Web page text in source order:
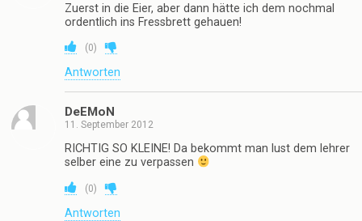
Zuerst in die Eier, aber dann hätte ich dem nochmal
ordentlich ins Fressbrett gehauen!
(0)
Antworten
DeEMoN
11. September 2012
RICHTIG SO KLEINE! Da bekommt man lust dem lehrer
selber eine zu verpassen
(0)
Antworten